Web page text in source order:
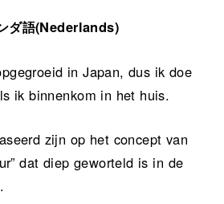
ダ語(Nederlands)
in Japan, dus ik doe
ik binnenkom in het huis.
zijn op het concept van
dat diep geworteld is in de